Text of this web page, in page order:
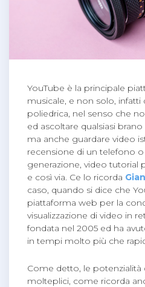
YouTube è la principale
musicale, e non solo, infatti
poliedrica, nel senso che
ed ascoltare qualsiasi
ma anche guardare video
recensione di un telefono
generazione, video tutorial
e così via. Ce lo ricorda
caso, quando si dice che
piattaforma web per la
visualizzazione di video in
fondata nel 2005 ed ha
in tempi molto più che
Come detto, le potenzialità
molteplici, come ricorda